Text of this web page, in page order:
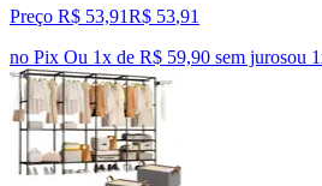
Preço R$ 53,91R$ 53,91
no Pix Ou 1x de R$ 59,90 sem jurosou 1